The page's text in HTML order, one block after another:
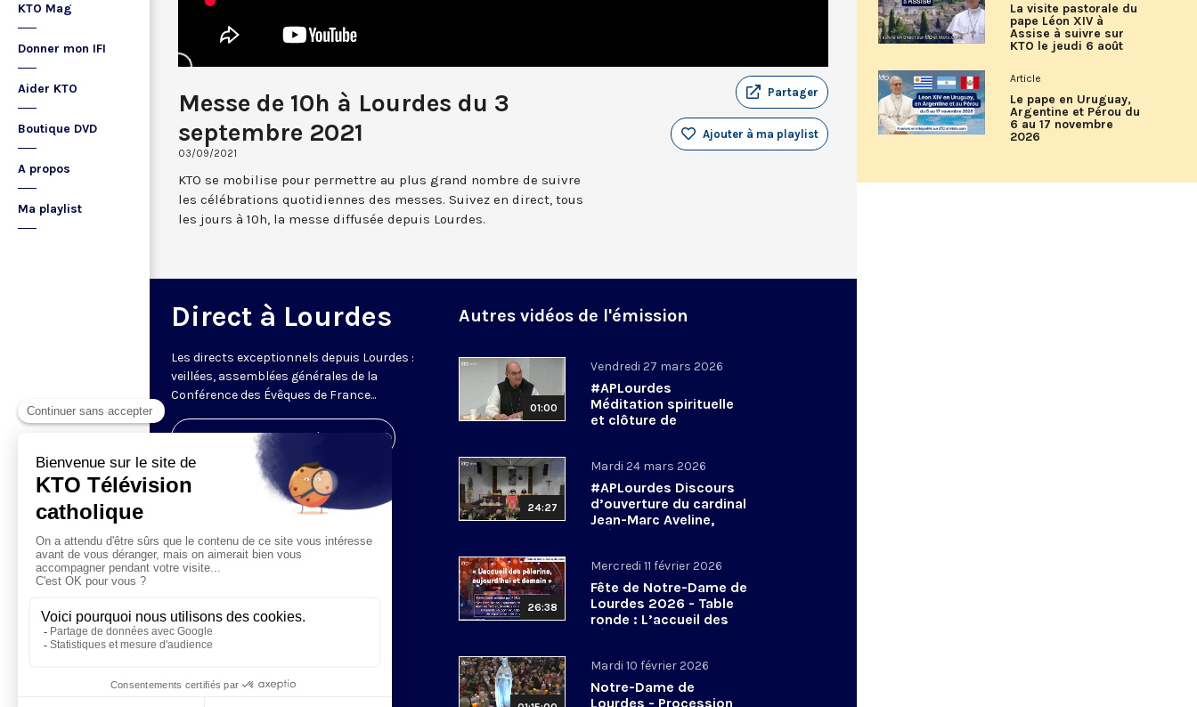
KTO Mag
Donner mon IFI
Aider KTO
Boutique DVD
A propos
Ma playlist
Messe de 10h à Lourdes du 3
septembre 2021
03/09/2021
Partager
Ajouter à ma playlist
KTO se mobilise pour permettre au plus grand nombre de suivre
les célébrations quotidiennes des messes. Suivez en direct, tous
les jours à 10h, la messe diffusée depuis Lourdes.
Direct à Lourdes
Les directs exceptionnels depuis Lourdes :
veillées, assemblées générales de la
Conférence des Évêques de France...
Visiter la page de l'émission
Autres vidéos de l'émission
01:00
Vendredi 27 mars 2026
#APLourdes
Méditation spirituelle
et clôture de
l’Assemblée des
mars 2026
24:27
Mardi 24 mars 2026
#APLourdes Discours
d’ouverture du cardinal
Jean-Marc Aveline,
président de la CEF -
26:38
Mercredi 11 février 2026
Fête de Notre-Dame de
Lourdes 2026 - Table
ronde : L’accueil des
pèlerins, aujourd’hui et
Mardi 10 février 2026
Notre-Dame de
Lourdes - Procession
La visite pastorale du
pape Léon XIV à
Assise à suivre sur
KTO le jeudi 6 août
Article
Le pape en Uruguay,
Argentine et Pérou du
6 au 17 novembre
2026